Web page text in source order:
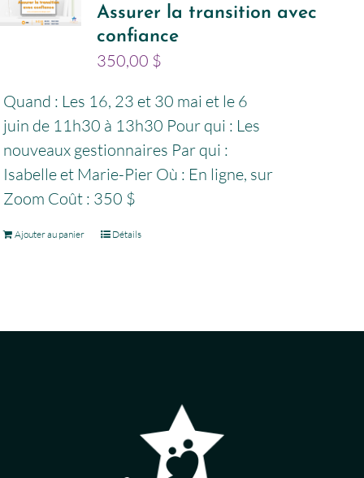
Assurer la transition avec
confiance
350,00 $
Quand : Les 16, 23 et 30 mai et le 6
juin de 11h30 à 13h30 Pour qui : Les
nouveaux gestionnaires Par qui :
Isabelle et Marie-Pier Où : En ligne, sur
Zoom Coût : 350 $
Ajouter au panier Détails